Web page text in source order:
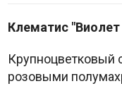
Клематис
Крупноцветковый
розовыми